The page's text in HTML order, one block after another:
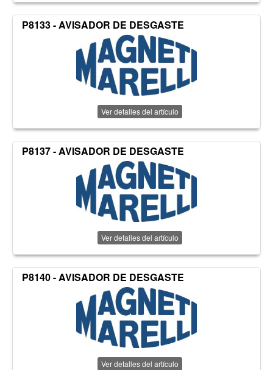
P8133 - AVISADOR DE DESGASTE
Ver detalles del artículo
P8137 - AVISADOR DE DESGASTE
Ver detalles del artículo
P8140 - AVISADOR DE DESGASTE
Ver detalles del artículo